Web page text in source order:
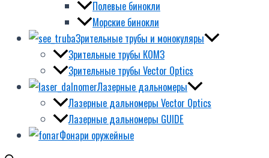
Полевые бинокли
Морские бинокли
Зрительные трубы и монокуляры
Зрительные трубы КОМЗ
Зрительные трубы Vector Optics
Лазерные дальномеры
Лазерные дальномеры Vector Optics
Лазерные дальномеры GUIDE
Фонари оружейные